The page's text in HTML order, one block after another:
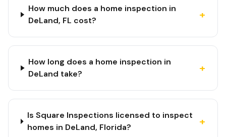
How much does a home inspection in
DeLand, FL cost?
+
How long does a home inspection in
DeLand take?
+
Is Square Inspections licensed to inspect
homes in DeLand, Florida?
+